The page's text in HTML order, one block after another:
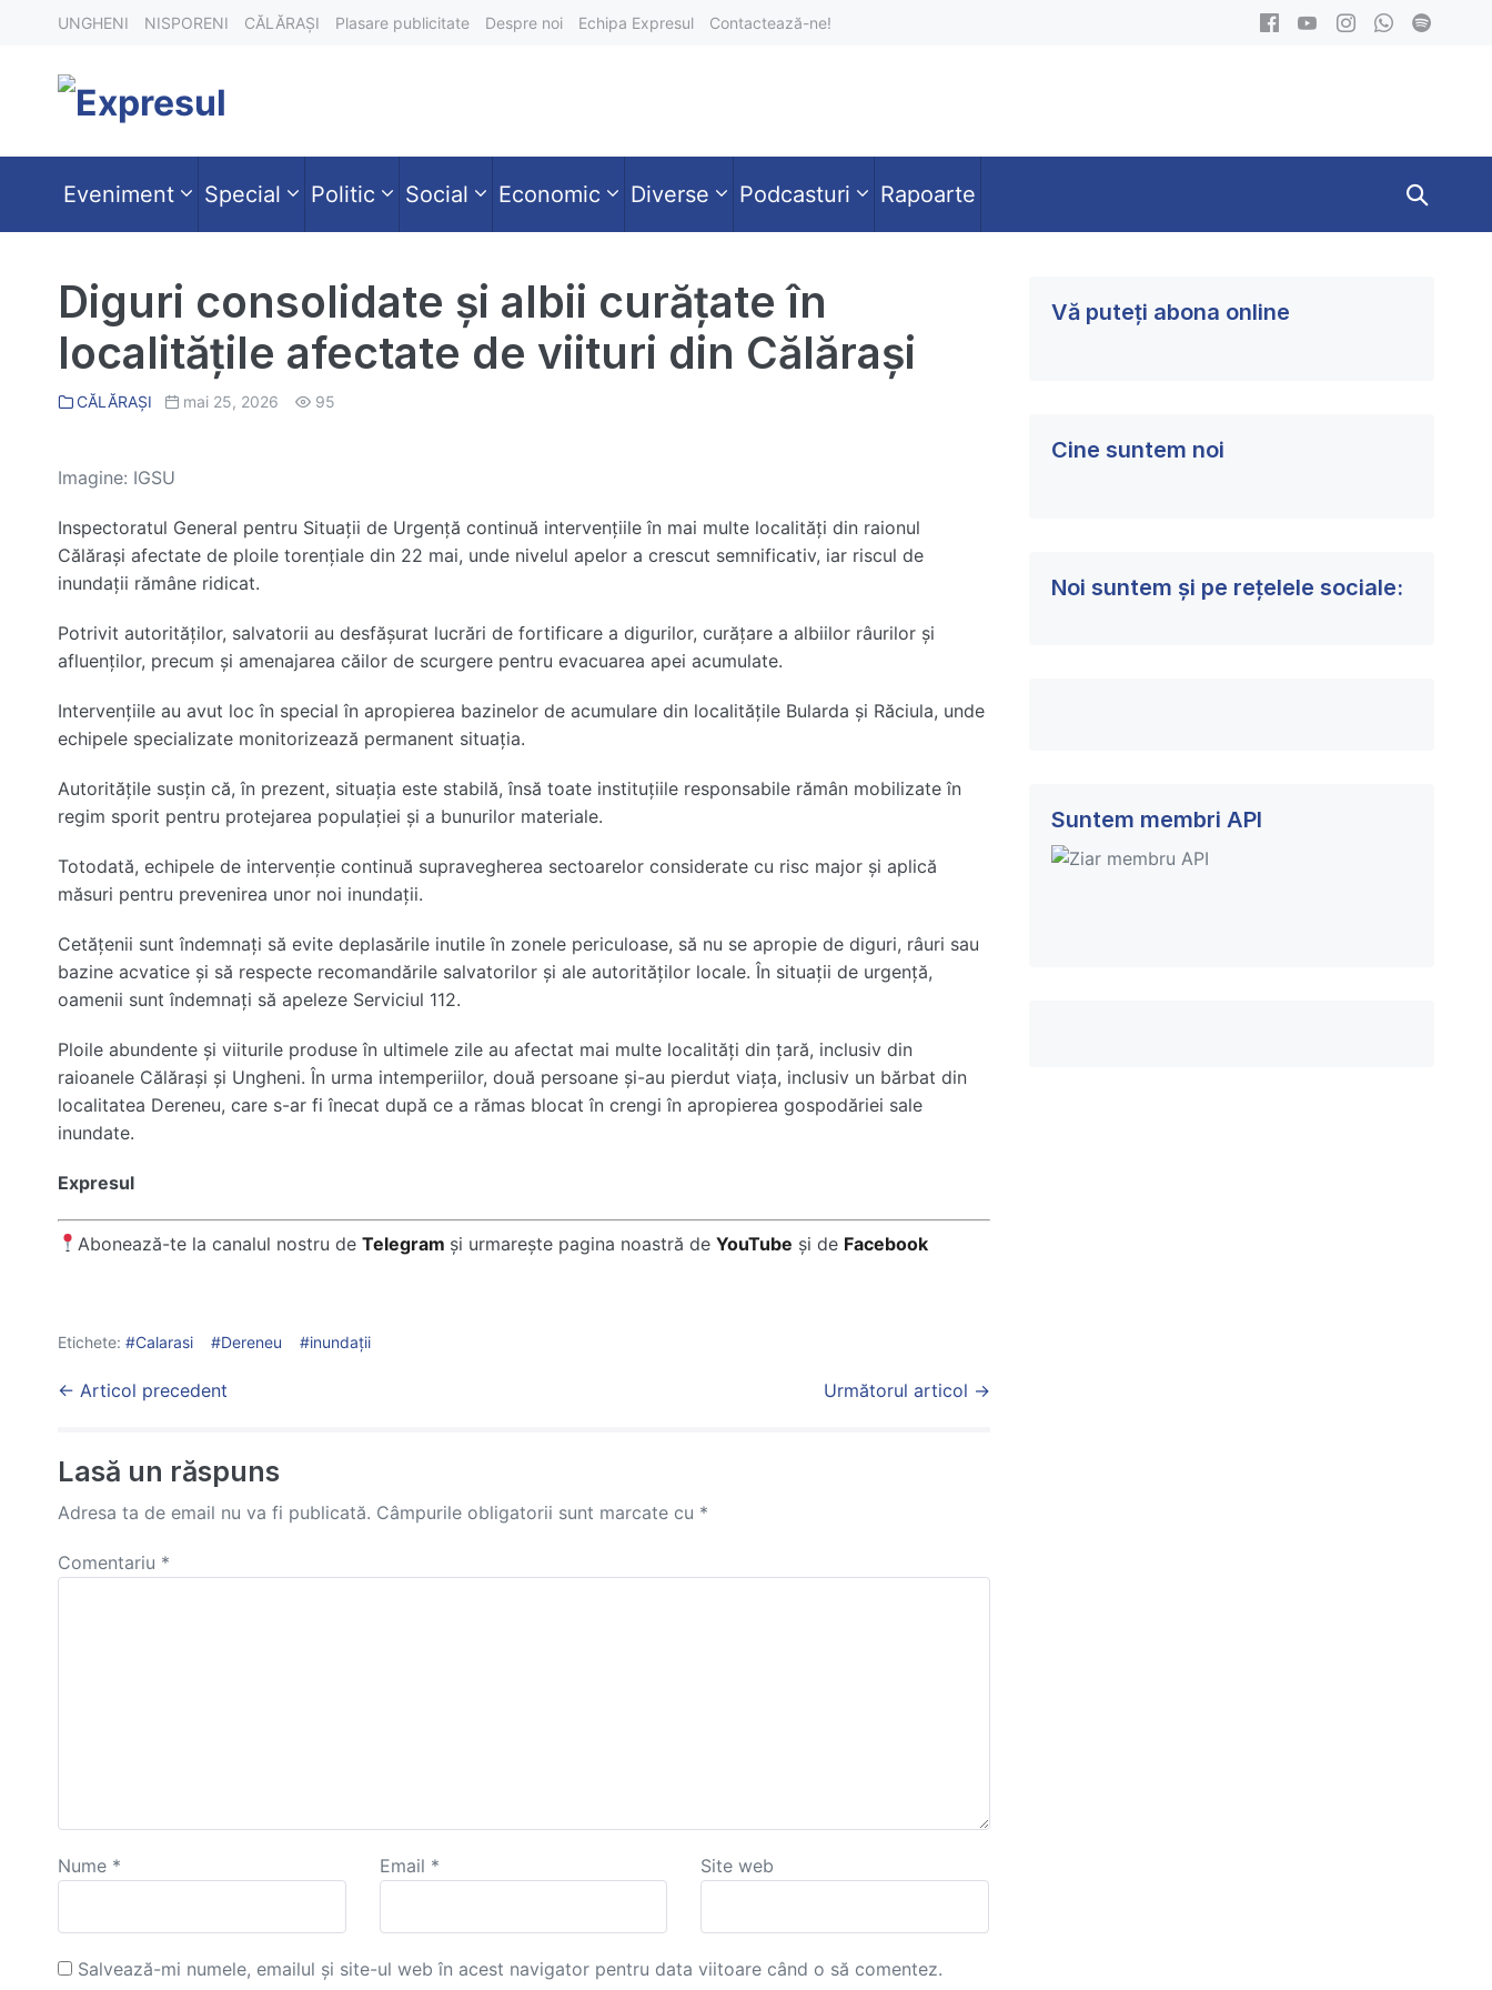
UNGHENI NISPORENI CĂLĂRAȘI Plasare publicitate Despre noi Echipa Expresul Contactează-ne!
Eveniment Special Politic Social Economic Diverse Podcasturi Rapoarte
Search
Toggle
Diguri consolidate și albii curățate în
localitățile afectate de viituri din Călărași
CĂLĂRAȘI mai 25, 2026 95
Imagine: IGSU
Inspectoratul General pentru Situații de Urgență continuă intervențiile în mai multe localități din raionul
Călărași afectate de ploile torențiale din 22 mai, unde nivelul apelor a crescut semnificativ, iar riscul de
inundații rămâne ridicat.
Potrivit autorităților, salvatorii au desfășurat lucrări de fortificare a digurilor, curățare a albiilor râurilor și
afluenților, precum și amenajarea căilor de scurgere pentru evacuarea apei acumulate.
Intervențiile au avut loc în special în apropierea bazinelor de acumulare din localitățile Bularda și Răciula, unde
echipele specializate monitorizează permanent situația.
Autoritățile susțin că, în prezent, situația este stabilă, însă toate instituțiile responsabile rămân mobilizate în
regim sporit pentru protejarea populației și a bunurilor materiale.
Totodată, echipele de intervenție continuă supravegherea sectoarelor considerate cu risc major și aplică
măsuri pentru prevenirea unor noi inundații.
Cetățenii sunt îndemnați să evite deplasările inutile în zonele periculoase, să nu se apropie de diguri, râuri sau
bazine acvatice și să respecte recomandările salvatorilor și ale autorităților locale. În situații de urgență,
oamenii sunt îndemnați să apeleze Serviciul 112.
Ploile abundente și viiturile produse în ultimele zile au afectat mai multe localități din țară, inclusiv din
raioanele Călărași și Ungheni. În urma intemperiilor, două persoane și-au pierdut viața, inclusiv un bărbat din
localitatea Dereneu, care s-ar fi înecat după ce a rămas blocat în crengi în apropierea gospodăriei sale
inundate.
Expresul
Abonează-te la canalul nostru deTelegram și urmarește pagina noastră deYouTube și de Facebook
Etichete: Calarasi Dereneu inundaţii
Post
← Articol precedent Următorul articol →
Lasă un răspuns
Adresa ta de email nu va fi publicată. Câmpurile obligatorii sunt marcate cu *
Comentariu *
Nume * Email * Site web
Salvează-mi numele, emailul și site-ul web în acest navigator pentru data viitoare când o să comentez.
Vă puteți abona online
Cine suntem noi
Noi suntem și pe rețelele sociale:
Suntem membri API